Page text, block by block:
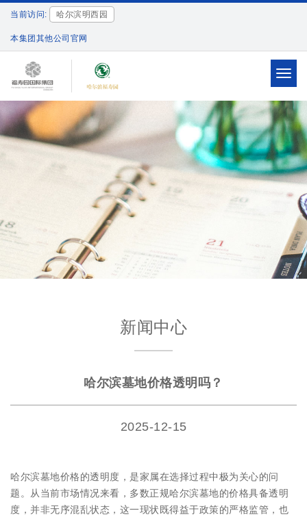
当前访问: 哈尔滨明西园
本集团其他公司官网
新闻中心
哈尔滨墓地价格透明吗？
2025-12-15
哈尔滨墓地价格的透明度，是家属在选择过程中极为关心的问
题。从当前市场情况来看，多数正规哈尔滨墓地的价格具备透明
度，并非无序混乱状态，这一现状既得益于政策的严格监管，也